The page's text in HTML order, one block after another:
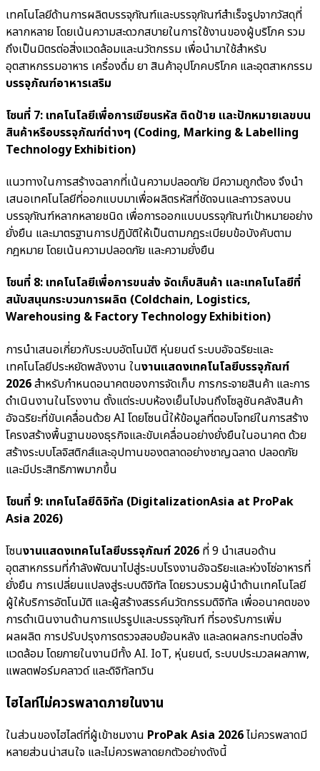
เทคโนโลยีด้านการผลิตบรรจุภัณฑ์และบรรจุภัณฑ์สำเร็จรูปจากวัสดุที่
หลากหลาย โดยเน้นความสะดวกสบายในการใช้งานของผู้บริโภค รวม
ถึงเป็นมิตรต่อสิ่งแวดล้อมและนวัตกรรม เพื่อนำมาใช้สำหรับ
อุตสาหกรรมอาหาร เครื่องดื่ม ยา สินค้าอุปโภคบริโภค และอุตสาหกรรม
บรรจุภัณฑ์อาหารเสริม
โซนที่ 7: เทคโนโลยีเพื่อการเขียนรหัส ติดป้าย และปักหมายเลขบน
สินค้าหรือบรรจุภัณฑ์ต่างๆ (Coding, Marking & Labelling
Technology Exhibition)
แนวทางในการสร้างฉลากที่เน้นความปลอดภัย มีความถูกต้อง จึงนำ
เสนอเทคโนโลยีที่ออกแบบมาเพื่อผลิตรหัสที่ชัดจนและถาวรลงบน
บรรจุภัณฑ์หลากหลายชนิด เพื่อการออกแบบบรรจุภัณฑ์เป้าหมายอย่าง
ยั่งยืน และมาตรฐานการปฏิบัติให้เป็นตามกฎระเบียบข้อบังคับตาม
กฎหมาย โดยเน้นความปลอดภัย และความยั่งยืน
โซนที่ 8: เทคโนโลยีเพื่อการขนส่ง จัดเก็บสินค้า และเทคโนโลยีที่
สนับสนุนกระบวนการผลิต (Coldchain, Logistics,
Warehousing & Factory Technology Exhibition)
การนำเสนอเกี่ยวกับระบบอัตโนมัติ หุ่นยนต์ ระบบอัจฉริยะและ
เทคโนโลยีประหยัดพลังงาน ในงานแสดงเทคโนโลยีบรรจุภัณฑ์
2026สำหรับกำหนดอนาคตของการจัดเก็บ การกระจายสินค้า และการ
ดำเนินงานในโรงงาน ตั้งแต่ระบบห้องเย็นไปจนถึงโซลูชันคลังสินค้า
อัจฉริยะที่ขับเคลื่อนด้วย AI โดยโซนนี้ให้ข้อมูลที่ตอบโจทย์ในการสร้าง
โครงสร้างพื้นฐานของธุรกิจและขับเคลื่อนอย่างยั่งยืนในอนาคต ด้วย
สร้างระบบโลจิสติกส์และอุปทานของตลาดอย่างชาญฉลาด ปลอดภัย
และมีประสิทธิภาพมากขึ้น
โซนที่ 9: เทคโนโลยีดิจิทัล (DigitalizationAsia at ProPak
Asia 2026)
โซนงานแสดงเทคโนโลยีบรรจุภัณฑ์ 2026 ที่ 9 นำเสนอด้าน
อุตสาหกรรมที่กำลังพัฒนาไปสู่ระบบโรงงานอัจฉริยะและห่วงโซ่อาหารที่
ยั่งยืน การเปลี่ยนแปลงสู่ระบบดิจิทัล โดยรวบรวมผู้นำด้านเทคโนโลยี
ผู้ให้บริการอัตโนมัติ และผู้สร้างสรรค์นวัตกรรมดิจิทัล เพื่ออนาคตของ
การดำเนินงานด้านการแปรรูปและบรรจุภัณฑ์ ที่รองรับการเพิ่ม
ผลผลิต การปรับปรุงการตรวจสอบย้อนหลัง และลดผลกระทบต่อสิ่ง
แวดล้อม โดยภายในงานมีทั้ง AI. IoT, หุ่นยนต์, ระบบประมวลผลภาพ,
แพลตฟอร์มคลาวด์ และดิจิทัลทวิน
ไฮไลท์ไม่ควรพลาดภายในงาน
ในส่วนของไฮไลต์ที่ผู้เข้าชมงาน ProPak Asia 2026ไม่ควรพลาดมี
หลายส่วนน่าสนใจ และไม่ควรพลาดยกตัวอย่างดังนี้